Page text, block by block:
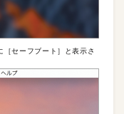
セーフブート］と表示さ